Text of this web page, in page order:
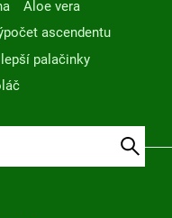
Aloe vera
ascendentu
palačinky